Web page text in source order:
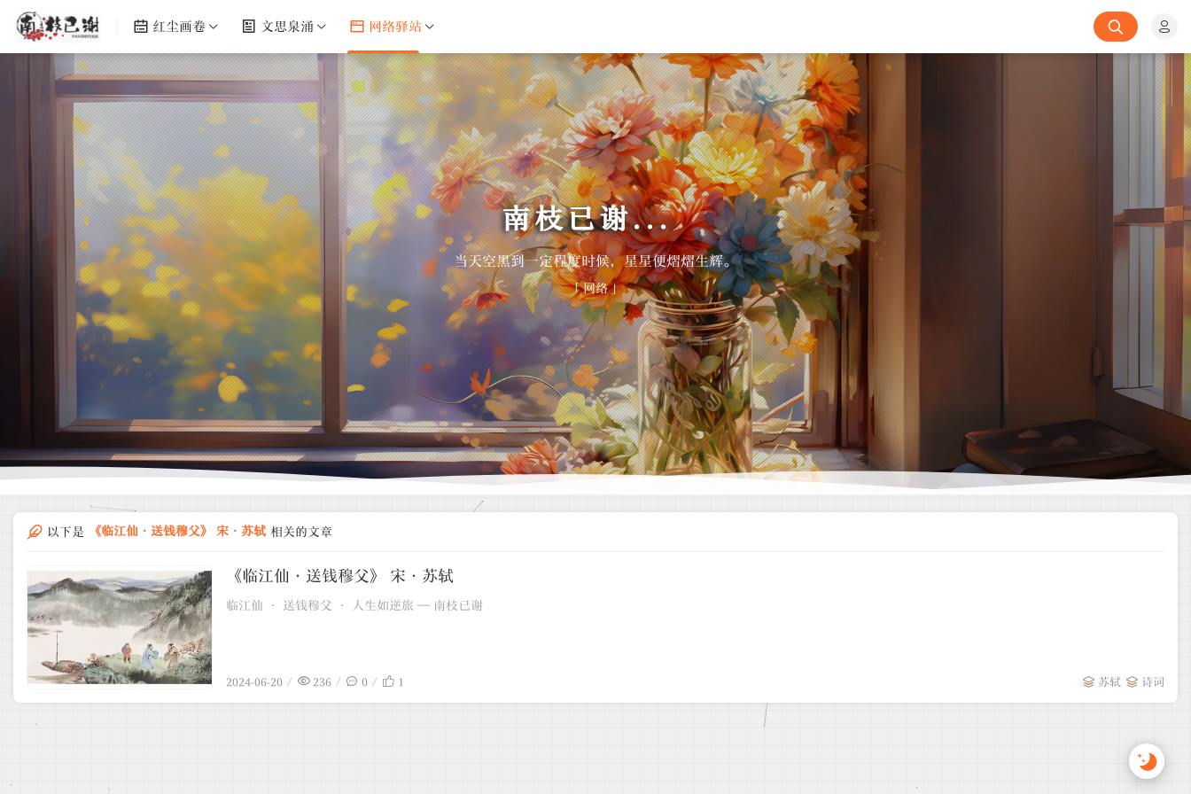
红尘画卷 文思泉涌 网络驿站
南枝已谢..._
当天空黑到一定程度时候，星星便熠熠生辉。
「 网络 」
以下是 《临江仙·送钱穆父》 宋·苏轼 相关的文章
2024-06-20
《临江仙·送钱穆父》 宋·苏轼
临江仙 · 送钱穆父 · 人生如逆旅 — 南枝已谢
2024-06-20 236 0 1 苏轼 诗词